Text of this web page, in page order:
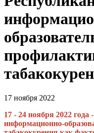
17 ноября 2022
17 - 24 ноября 2022 года
информационно-